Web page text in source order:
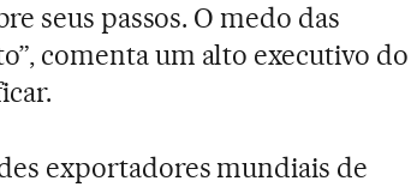
seus passos. O medo das
comenta um alto executivo do
exportadores mundiais de